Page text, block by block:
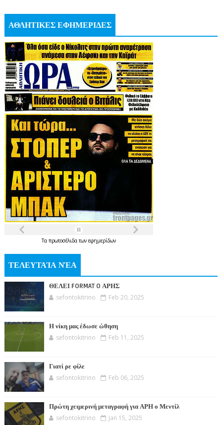
ΑΘΛΗΤΙΚΕΣ ΕΦΗΜΕΡΙΔΕΣ
Τα πρωτοσέλιδατων εφημερίδων
ΤΕΛΕΥΤΑΊΑ ΝΈΑ
ΘΕΛΕΙ FORMAT O ΑΡΗΣ
sefontokitrino Feb 20, 2025
Η νίκη μας έδωσε ώθηση
sefontokitrino Feb 11, 2025
Γιατί ρε φίλε
sefontokitrino Feb 06, 2025
Πρώτη χειμερινή μεταγραφή για ΑΡΗ ο Μεντίλ
sefontokitrino Jan 15, 2025